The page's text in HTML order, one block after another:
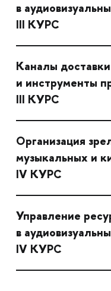
в
III КУРС
Каналы
и инструменты
III КУРС
Организация
музыкальных и
IV КУРС
Управление
в
IV КУРС